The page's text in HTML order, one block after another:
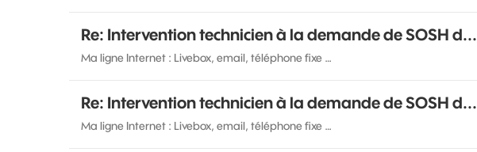
Re: Intervention technicien à la demande de SOSH d...
Ma ligne Internet : Livebox, email, téléphone fixe …
Re: Intervention technicien à la demande de SOSH d...
Ma ligne Internet : Livebox, email, téléphone fixe …